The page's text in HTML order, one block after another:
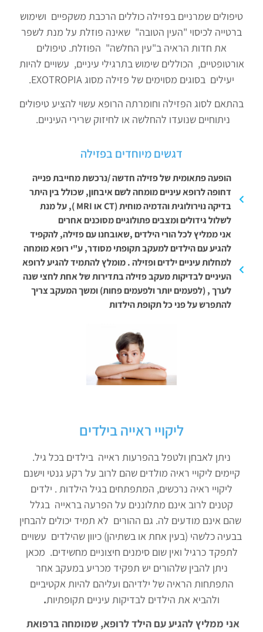
טיפולים שמרניים בפזילה כוללים הרכבת משקפיים ושימוש
ברטייה לכיסוי "העין הטובה" שאינה פוזלת על מנת לשפר
את חדות הראיה ב"עין החלשה" הפוזלת. טיפולים
אורטופטיים, הכוללים שימוש בתרגילי עיניים, עשויים להיות
יעילים בסוגים מסוימים של פזילה מסוג EXOTROPIA.
בהתאם לסוג הפזילה וחומרתה הרופא עשוי להציע טיפולים
ניתוחיים שנועדו להחלשה או לחיזוק שרירי העיניים.
דגשים מיוחדים בפזילה
הופעה פתאומית של פזילה חדשה /נרכשת מחייבת פנייה
דחופה לרופא עיניים מומחה לשם איבחון, שכולל בין היתר
בדיקה נוירולוגית והדמיה מוחית (CT או MRI ), על מנת
לשלול גידולים ומצבים פתולוגיים מסוכנים אחרים
אני ממליץ לכל הורי הילדים ,שאובחנו עם פזילה, להקפיד
להגיע עם הילדים למעקב תקופתי מסודר, ע"י רופא מומחה
למחלות עיניים ילדים ופזילה . מומלץ להתמיד להגיע לרופא
העיניים לבדיקות מעקב פזילה בתדירות של אחת לחצי שנה
לערך , (לפעמים יותר ולפעמים פחות) ומשך המעקב צריך
להתפרש על פני כל תקופת הילדות
ליקויי ראייה בילדים
ניתן לאבחן ולטפל בהפרעות ראייה בילדים בכל גיל.
קיימים ליקויי ראיה מולדים שהם לרוב על רקע גנטי וישנם
ליקויי ראיה נרכשים, המתפתחים בגיל הילדות . ילדים
קטנים לרוב אינם מתלוננים על הפרעה בראייה בגלל
שהם אינם מודעים לה. גם ההורים לא תמיד יכולים להבחין
בבעיה כלשהי (בעין אחת או בשתיהן) כיוון שהילדים עשויים
לתפקד כרגיל ואין שום סימנים חיצוניים מחשידים. מכאן
ניתן להבין שלהורים יש תפקיד מכריע במעקב אחר
התפתחות הראיה של ילדיהם ועליהם להיות אקטיביים
ולהביא את הילדים לבדיקות עיניים תקופתיות.
אני ממליץ להגיע עם הילד לרופא, שמומחה ברפואת